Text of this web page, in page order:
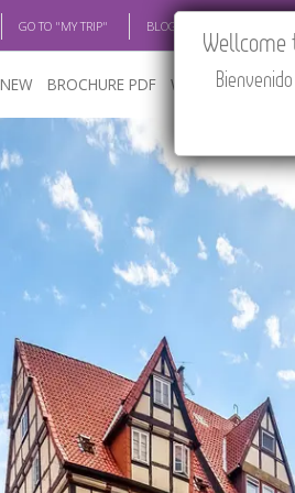
GO TO "MY TRIP" BLOG
NEW BROCHURE PDF WHERE TO BUY